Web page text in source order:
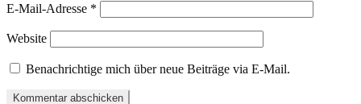
E-Mail-Adresse *
Website
Benachrichtige mich über neue Beiträge via E-Mail.